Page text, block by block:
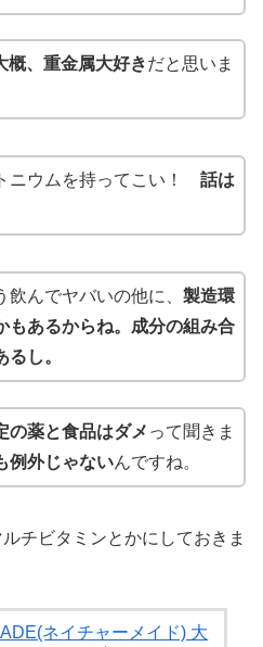
概、重金属大好きだと思いま
ニウムを持ってこい！ 話は
飲んでヤバいの他に、 製造環
もあるからね。成分の組み合
し。
の薬と食品はダメ って聞きま
例外じゃないんですね。
チビタミンとかにしておきま
ネイチャーメイド) 大